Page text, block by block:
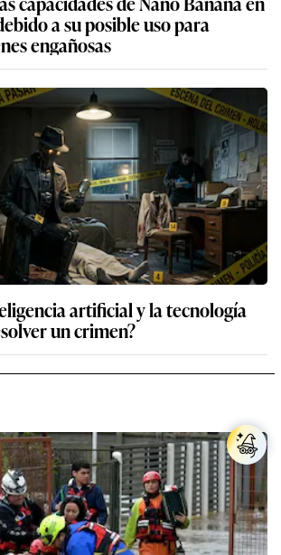
a su posible uso para
engañosas
artificial y la tecnología
un crimen?